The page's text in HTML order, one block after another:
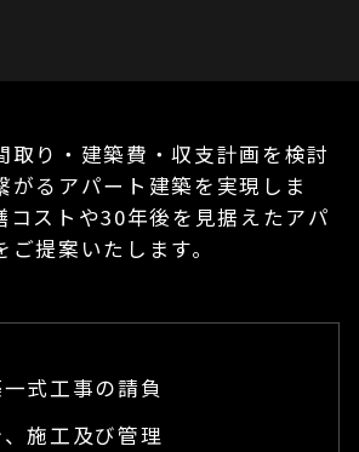
取り・建築費・収支計画を検討
がるアパート建築を実現しま
コストや30年後を見据えたアパ
提案いたします。
式工事の請負
施工及び管理